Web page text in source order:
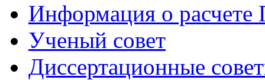
Информация о
Ученый совет
Диссертационные